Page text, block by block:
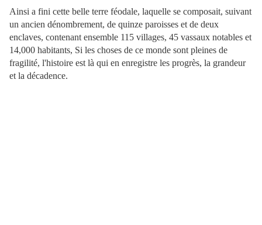
Ainsi a fini cette belle terre féodale, laquelle se composait, suivant
un ancien dénombrement, de quinze paroisses et de deux
enclaves, contenant ensemble 115 villages, 45 vassaux notables et
14,000 habitants, Si les choses de ce monde sont pleines de
fragilité, l'histoire est là qui en enregistre les progrès, la grandeur
et la décadence.